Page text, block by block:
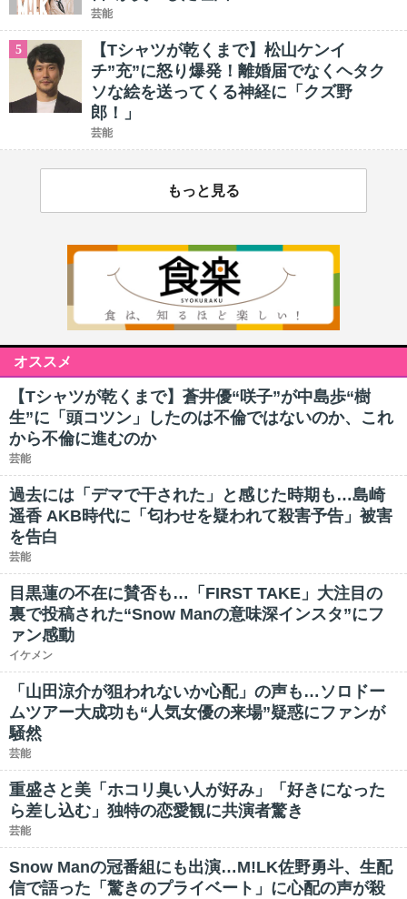
芸能
5
【Tシャツが乾くまで】松山ケンイ
チ”充”に怒り爆発！離婚届でなくヘタク
ソな絵を送ってくる神経に「クズ野
郎！」
芸能
もっと見る
オススメ
【Tシャツが乾くまで】蒼井優“咲子”が中島歩“樹
生”に「頭コツン」したのは不倫ではないのか、これ
から不倫に進むのか
芸能
過去には「デマで干された」と感じた時期も…島崎
遥香 AKB時代に「匂わせを疑われて殺害予告」被害
を告白
芸能
目黒蓮の不在に賛否も…「FIRST TAKE」大注目の
裏で投稿された“Snow Manの意味深インスタ”にフ
ァン感動
イケメン
「山田涼介が狙われないか心配」の声も…ソロドー
ムツアー大成功も“人気女優の来場”疑惑にファンが
騒然
芸能
重盛さと美「ホコリ臭い人が好み」「好きになった
ら差し込む」独特の恋愛観に共演者驚き
芸能
Snow Manの冠番組にも出演…M!LK佐野勇斗、生配
信で語った「驚きのプライベート」に心配の声が殺